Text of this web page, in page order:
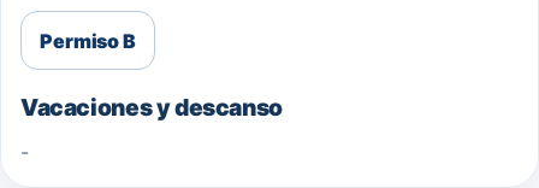
Permiso B
Vacaciones y descanso
-